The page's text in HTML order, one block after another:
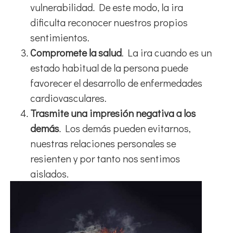
vulnerabilidad. De este modo, la ira
dificulta reconocer nuestros propios
sentimientos.
Compromete la salud. La ira cuando es un
estado habitual de la persona puede
favorecer el desarrollo de enfermedades
cardiovasculares.
Trasmite una impresión negativa a los
demás. Los demás pueden evitarnos,
nuestras relaciones personales se
resienten y por tanto nos sentimos
aislados.